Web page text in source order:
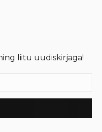
liitu uudiskirjaga!